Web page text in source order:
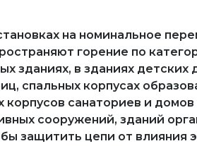
на номинальное
горение по
зданиях, в зданиях
спальных корпусах
санаториев и
сооружений, зданий
защитить цепи от влияния